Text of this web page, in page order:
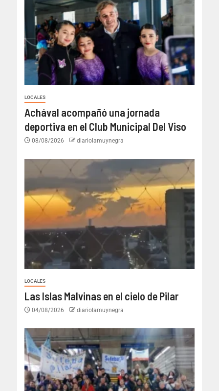
LOCALES
Achával acompañó una jornada
deportiva en el Club Municipal Del Viso
08/08/2026 diariolamuynegra
LOCALES
Las Islas Malvinas en el cielo de Pilar
04/08/2026 diariolamuynegra